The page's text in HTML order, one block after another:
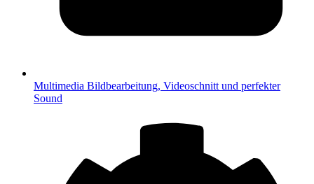
Multimedia Bildbearbeitung, Videoschnitt und perfekter
Sound